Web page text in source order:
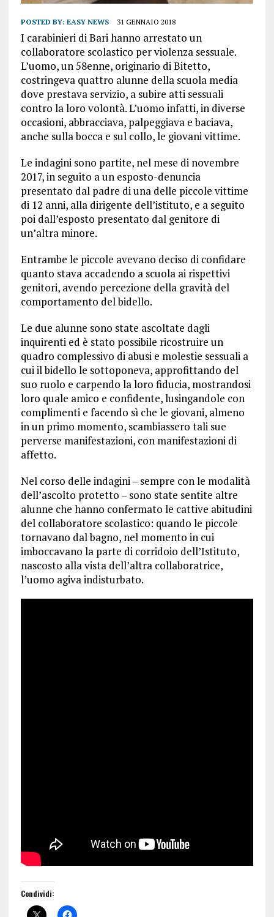
POSTED BY: EASY NEWS 31 GENNAIO 2018
I carabinieri di Bari hanno arrestato un
collaboratore scolastico per violenza sessuale.
L’uomo, un 58enne, originario di Bitetto,
costringeva quattro alunne della scuola media
dove prestava servizio, a subire atti sessuali
contro la loro volontà. L’uomo infatti, in diverse
occasioni, abbracciava, palpeggiava e baciava,
anche sulla bocca e sul collo, le giovani vittime.
Le indagini sono partite, nel mese di novembre
2017, in seguito a un esposto-denuncia
presentato dal padre di una delle piccole vittime
di 12 anni, alla dirigente dell’istituto, e a seguito
poi dall’esposto presentato dal genitore di
un’altra minore.
Entrambe le piccole avevano deciso di confidare
quanto stava accadendo a scuola ai rispettivi
genitori, avendo percezione della gravità del
comportamento del bidello.
Le due alunne sono state ascoltate dagli
inquirenti ed è stato possibile ricostruire un
quadro complessivo di abusi e molestie sessuali a
cui il bidello le sottoponeva, approfittando del
suo ruolo e carpendo la loro fiducia, mostrandosi
loro quale amico e confidente, lusingandole con
complimenti e facendo sì che le giovani, almeno
in un primo momento, scambiassero tali sue
perverse manifestazioni, con manifestazioni di
affetto.
Nel corso delle indagini – sempre con le modalità
dell’ascolto protetto – sono state sentite altre
alunne che hanno confermato le cattive abitudini
del collaboratore scolastico: quando le piccole
tornavano dal bagno, nel momento in cui
imboccavano la parte di corridoio dell’Istituto,
nascosto alla vista dell’altra collaboratrice,
l’uomo agiva indisturbato.
Condividi: